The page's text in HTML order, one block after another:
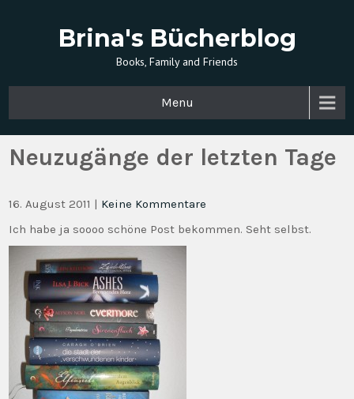
Brina's Bücherblog
Books, Family and Friends
Menu
Neuzugänge der letzten Tage
16. August 2011 | Keine Kommentare
Ich habe ja soooo schöne Post bekommen. Seht selbst.